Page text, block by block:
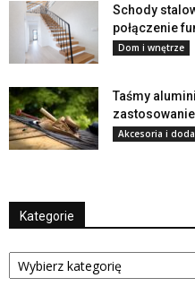
Schody
połączenie
Dom i wnętrze
Taśmy
Akcesoria i
Kategorie
Kategorie